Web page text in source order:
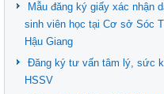
Mẫu đăng ký giấy xác nhận
sinh viên học tại Cơ sở Sóc
Hậu Giang
Đăng ký tư vấn tâm lý, sức
HSSV